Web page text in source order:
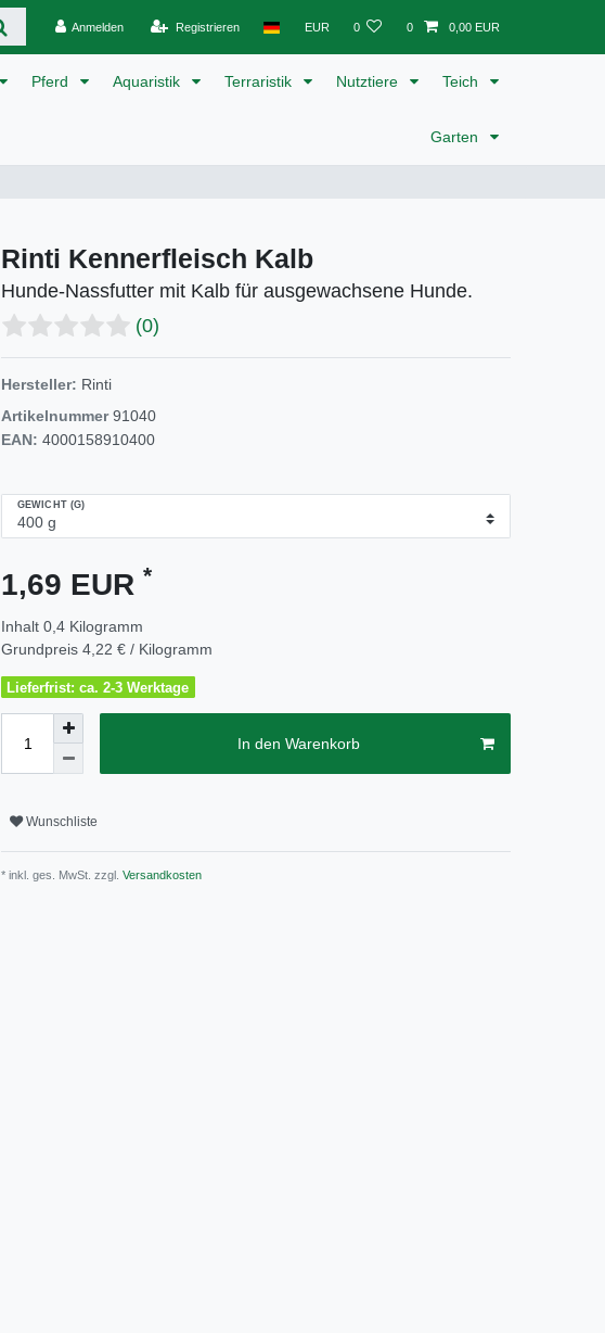
Anmelden Registrieren EUR 0 0 0,00 EUR
Pferd Aquaristik Terraristik Nutztiere Teich
Garten
Rinti Kennerfleisch Kalb
Hunde-Nassfutter mit Kalb für ausgewachsene Hunde.
(0)
Hersteller: Rinti
Artikelnummer91040
EAN: 4000158910400
GEWICHT (G)
1,69 EUR *
Inhalt 0,4 Kilogramm
Grundpreis 4,22 € / Kilogramm
Lieferfrist: ca. 2-3 Werktage
In den Warenkorb
Wunschliste
* inkl. ges. MwSt. zzgl. Versandkosten